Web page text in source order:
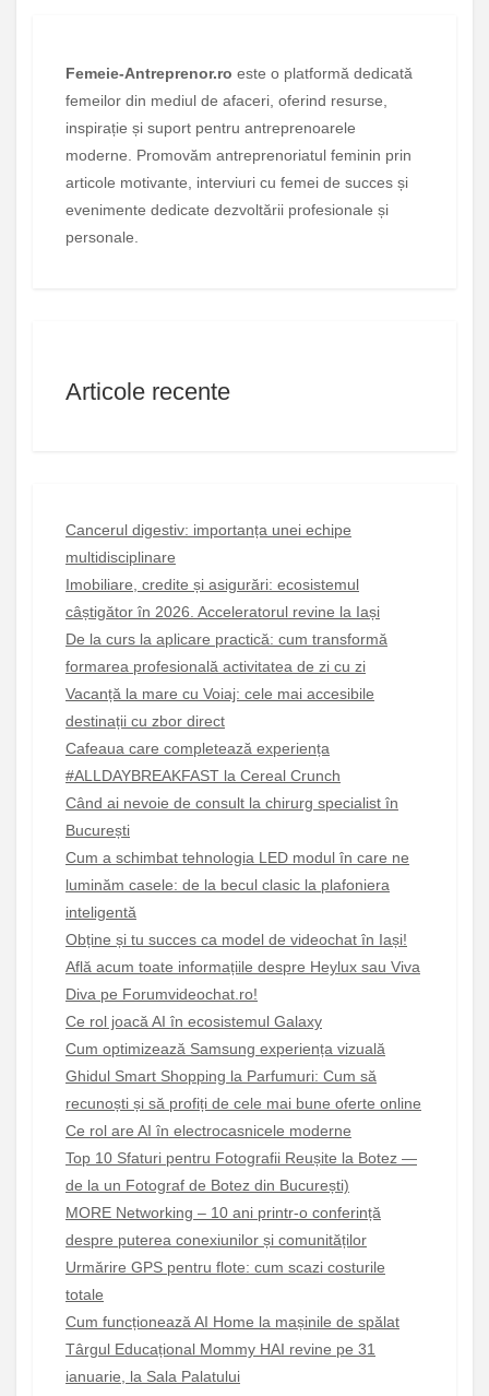
Femeie-Antreprenor.ro este o platformă dedicată
femeilor din mediul de afaceri, oferind resurse,
inspirație și suport pentru antreprenoarele
moderne. Promovăm antreprenoriatul feminin prin
articole motivante, interviuri cu femei de succes și
evenimente dedicate dezvoltării profesionale și
personale.
Articole recente
Cancerul digestiv: importanța unei echipe
multidisciplinare
Imobiliare, credite și asigurări: ecosistemul
câștigător în 2026. Acceleratorul revine la Iași
De la curs la aplicare practică: cum transformă
formarea profesională activitatea de zi cu zi
Vacanță la mare cu Voiaj: cele mai accesibile
destinații cu zbor direct
Cafeaua care completează experiența
#ALLDAYBREAKFAST la Cereal Crunch
Când ai nevoie de consult la chirurg specialist în
București
Cum a schimbat tehnologia LED modul în care ne
luminăm casele: de la becul clasic la plafoniera
inteligentă
Obține și tu succes ca model de videochat în Iași!
Află acum toate informațiile despre Heylux sau Viva
Diva pe Forumvideochat.ro!
Ce rol joacă AI în ecosistemul Galaxy
Cum optimizează Samsung experiența vizuală
Ghidul Smart Shopping la Parfumuri: Cum să
recunoști și să profiți de cele mai bune oferte online
Ce rol are AI în electrocasnicele moderne
Top 10 Sfaturi pentru Fotografii Reușite la Botez —
de la un Fotograf de Botez din București)
MORE Networking – 10 ani printr-o conferință
despre puterea conexiunilor și comunităților
Urmărire GPS pentru flote: cum scazi costurile
totale
Cum funcționează AI Home la mașinile de spălat
Târgul Educațional Mommy HAI revine pe 31
ianuarie, la Sala Palatului